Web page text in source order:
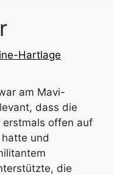
Hartlage
am Mavi-
dass die
erstmals offen auf
und
die